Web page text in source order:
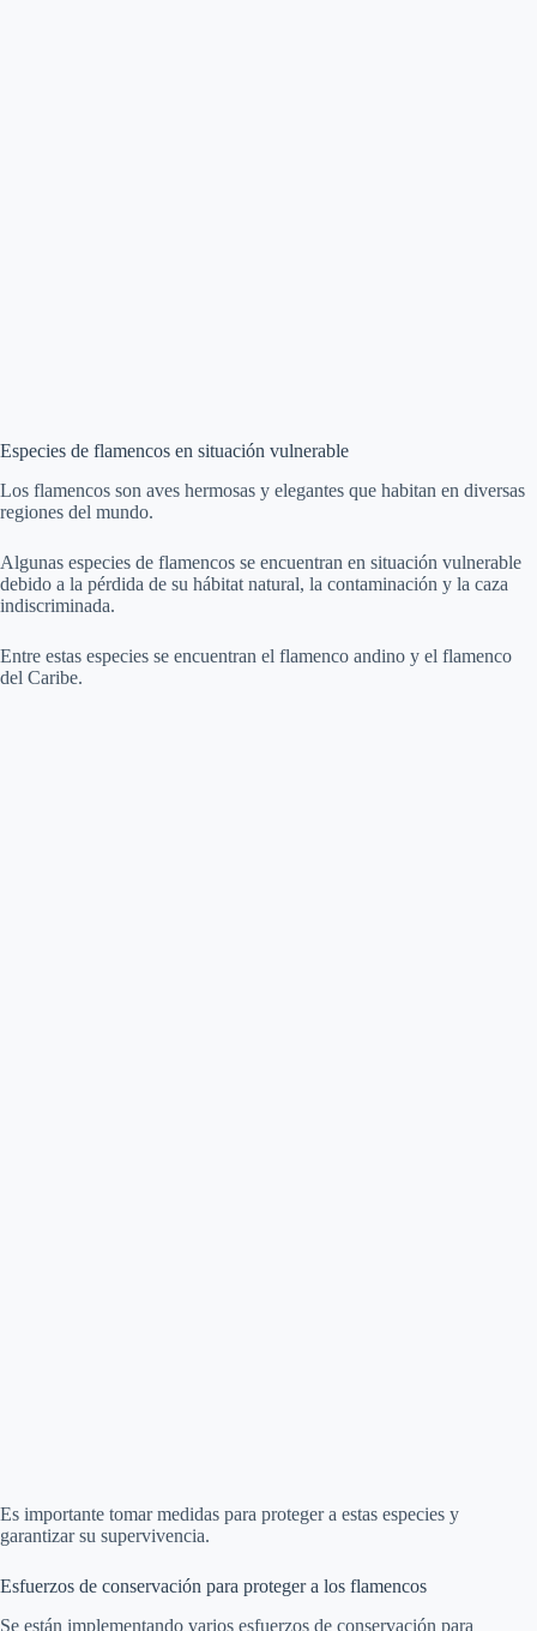
Especies de flamencos en situación vulnerable
Los flamencos son aves hermosas y elegantes que habitan en diversas
regiones del mundo.
Algunas especies de flamencos se encuentran en situación vulnerable
debido a la pérdida de su hábitat natural, la contaminación y la caza
indiscriminada.
Entre estas especies se encuentran el flamenco andino y el flamenco
del Caribe.
Es importante tomar medidas para proteger a estas especies y
garantizar su supervivencia.
Esfuerzos de conservación para proteger a los flamencos
Se están implementando varios esfuerzos de conservación para